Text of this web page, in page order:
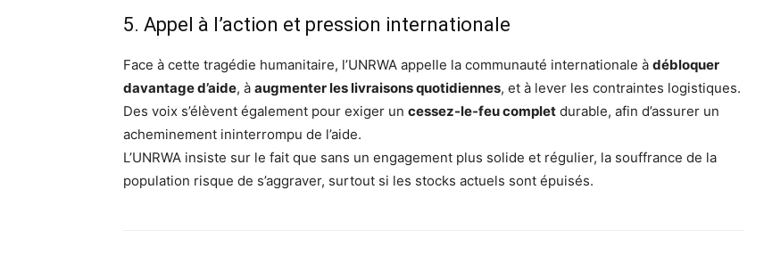
5. Appel à l’action et pression internationale
Face à cette tragédie humanitaire, l’UNRWA appelle la communauté internationale à débloquer
davantage d’aide, à augmenter les livraisons quotidiennes, et à lever les contraintes logistiques.
Des voix s’élèvent également pour exiger un cessez-le-feu complet durable, afin d’assurer un
acheminement ininterrompu de l’aide.
L’UNRWA insiste sur le fait que sans un engagement plus solide et régulier, la souffrance de la
population risque de s’aggraver, surtout si les stocks actuels sont épuisés.